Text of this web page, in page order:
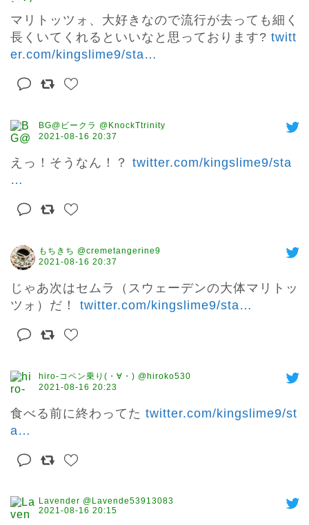
マリトッツォ、大好きなので流行が去っても細く
長くいてくれるといいなと思っております? twitt
er.com/kingslime9/sta…
BG@ビークラ @KnockTtrinity
2021-08-16 20:37
えっ！そうなん！？ twitter.com/kingslime9/sta
…
もちきち @cremetangerine9
2021-08-16 20:37
じゃあ次はセムラ（スウェーデンの大体マリトッ
ツォ）だ！ twitter.com/kingslime9/sta…
hiro-コペン乗り(・∀・) @hiroko530
2021-08-16 20:23
食べる前に終わってた twitter.com/kingslime9/st
a…
Lavender @Lavende53913083
2021-08-16 20:15